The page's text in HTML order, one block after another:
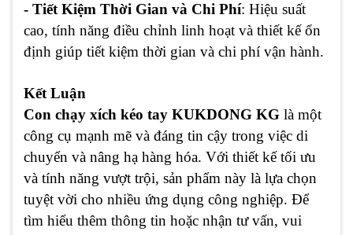
- Tiết Kiệm Thời Gian và Chi Phí: Hiệu suất
cao, tính năng điều chỉnh linh hoạt và thiết kế ổn
định giúp tiết kiệm thời gian và chi phí vận hành.
Kết Luận
Con chạy xích kéo tay KUKDONG KG là một
công cụ mạnh mẽ và đáng tin cậy trong việc di
chuyển và nâng hạ hàng hóa. Với thiết kế tối ưu
và tính năng vượt trội, sản phẩm này là lựa chọn
tuyệt vời cho nhiều ứng dụng công nghiệp. Để
tìm hiểu thêm thông tin hoặc nhận tư vấn, vui